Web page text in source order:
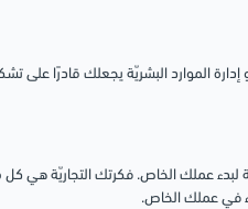
الموارد البشريّة يجعلك قادرًا على
لبدء عملك الخاص. فكرتك التجاريّة هي كل
في عملك الخاص.